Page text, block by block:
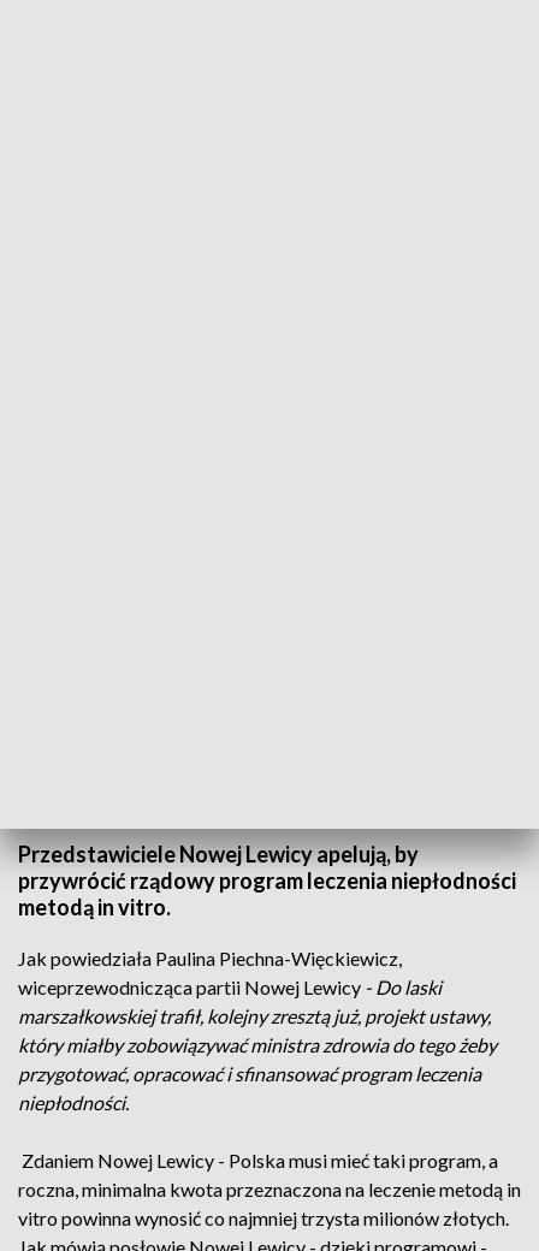
Przedstawiciele Nowej Lewicy apelują, by
przywrócić rządowy program leczenia niepłodności
metodą in vitro.
Jak powiedziała Paulina Piechna-Więckiewicz,
wiceprzewodnicząca partii Nowej Lewicy - Do laski
marszałkowskiej trafił, kolejny zresztą już, projekt ustawy,
który miałby zobowiązywać ministra zdrowia do tego żeby
przygotować, opracować i sfinansować program leczenia
niepłodności.
Zdaniem Nowej Lewicy - Polska musi mieć taki program, a
roczna, minimalna kwota przeznaczona na leczenie metodą in
vitro powinna wynosić co najmniej trzysta milionów złotych.